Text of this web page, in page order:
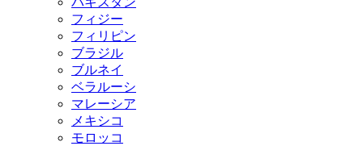
フィジー
フィリピン
ブラジル
ブルネイ
ベラルーシ
マレーシア
メキシコ
モロッコ